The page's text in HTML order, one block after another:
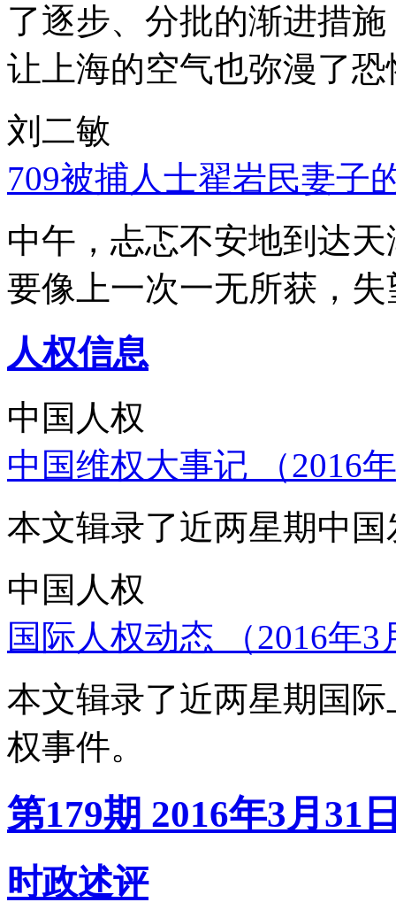
了逐步、分批的渐进措
让上海的空气也弥漫了
刘二敏
709被捕人士翟岩民妻子
中午，忐忑不安地到达
要像上一次一无所获，
人权信息
中国人权
中国维权大事记 （2016
本文辑录了近两星期中
中国人权
国际人权动态 （2016年
本文辑录了近两星期国
权事件。
第179期 2016年3月31
时政述评